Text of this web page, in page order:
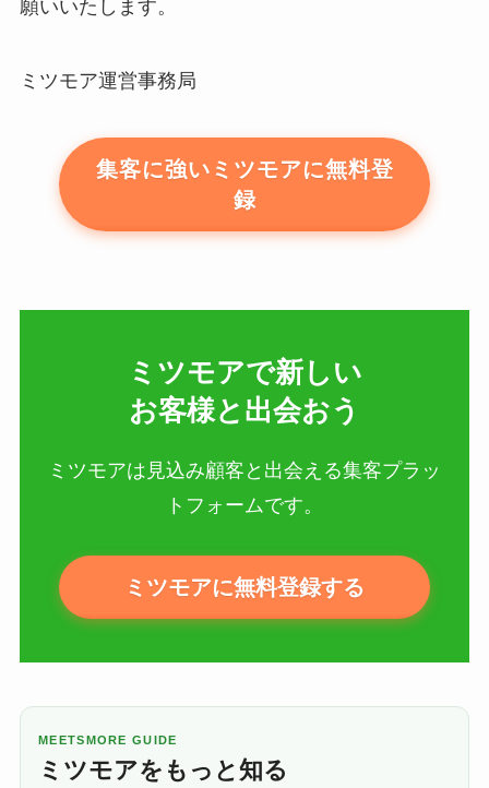
願いいたします。
ミツモア運営事務局
集客に強いミツモアに無料登
録
ミツモアで新しい​
お客様と出会おう
ミツモアは見込み顧客と出会える集客プラッ
トフォームです。
ミツモアに無料登録する
MEETSMORE GUIDE
ミツモアをもっと知る